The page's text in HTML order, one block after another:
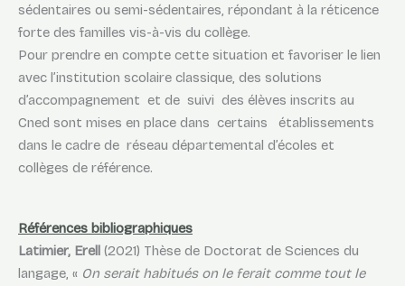
sédentaires ou semi-sédentaires, répondant à la réticence
forte des familles vis-à-vis du collège.
Pour prendre en compte cette situation et favoriser le lien
avec l’institution scolaire classique, des solutions
d’accompagnement et de suivi des élèves inscrits au
Cned sont mises en place dans certains établissements
dans le cadre de réseau départemental d’écoles et
collèges de référence.
Références bibliographiques
Latimier, Erell (2021) Thèse de Doctorat de Sciences du
langage, « On serait habitués on le ferait comme tout le